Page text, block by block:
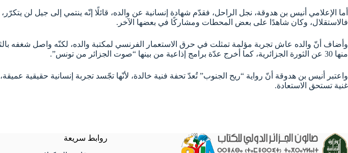
أما الإعلامي أنيس بن هدوقة، نجل الراحل، فقدّم شهادة إنسانية عن والده، قائلًا إنّه ينتمي إلى جيل لن
فالاستقلال، وكان شاهدًا على بعض المحطات ومشاركًا في بعضها الآخر.
منها 30 عن الثورة الجزائرية، كما أخرج عدّة برامج إذاعية من بينها “صوت الجزائر من تونس”.
واعتبر أنيس بن هدوقة أنّ رواية “ريح الجنوب” تُعدّ تحفة فنية خالدة، لأنّها تجّسد تجربة إنسانية حقيقية
غنية تستحق الاستعادة.
روابط سريعة